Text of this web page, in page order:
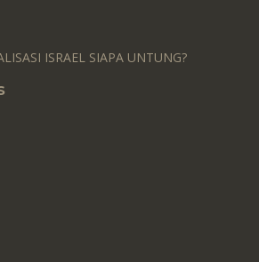
ISRAEL SIAPA UNTUNG?